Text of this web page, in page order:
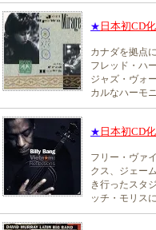
★ 日本初CD
カナダを拠点
フレッド・ハ
ジャズ・ヴォ
カルなハーモ
★ 日本初CD
フリー・ヴァ
クス、ジェー
き行ったスタ
ッチ・モリス